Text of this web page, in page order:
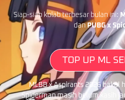
Siap-siap kolab terbesar bulan ini:
dan PUBG x
TOP UP ML
MLBB x Aspirants 2026 bakal
Spiderman masih belum kasih